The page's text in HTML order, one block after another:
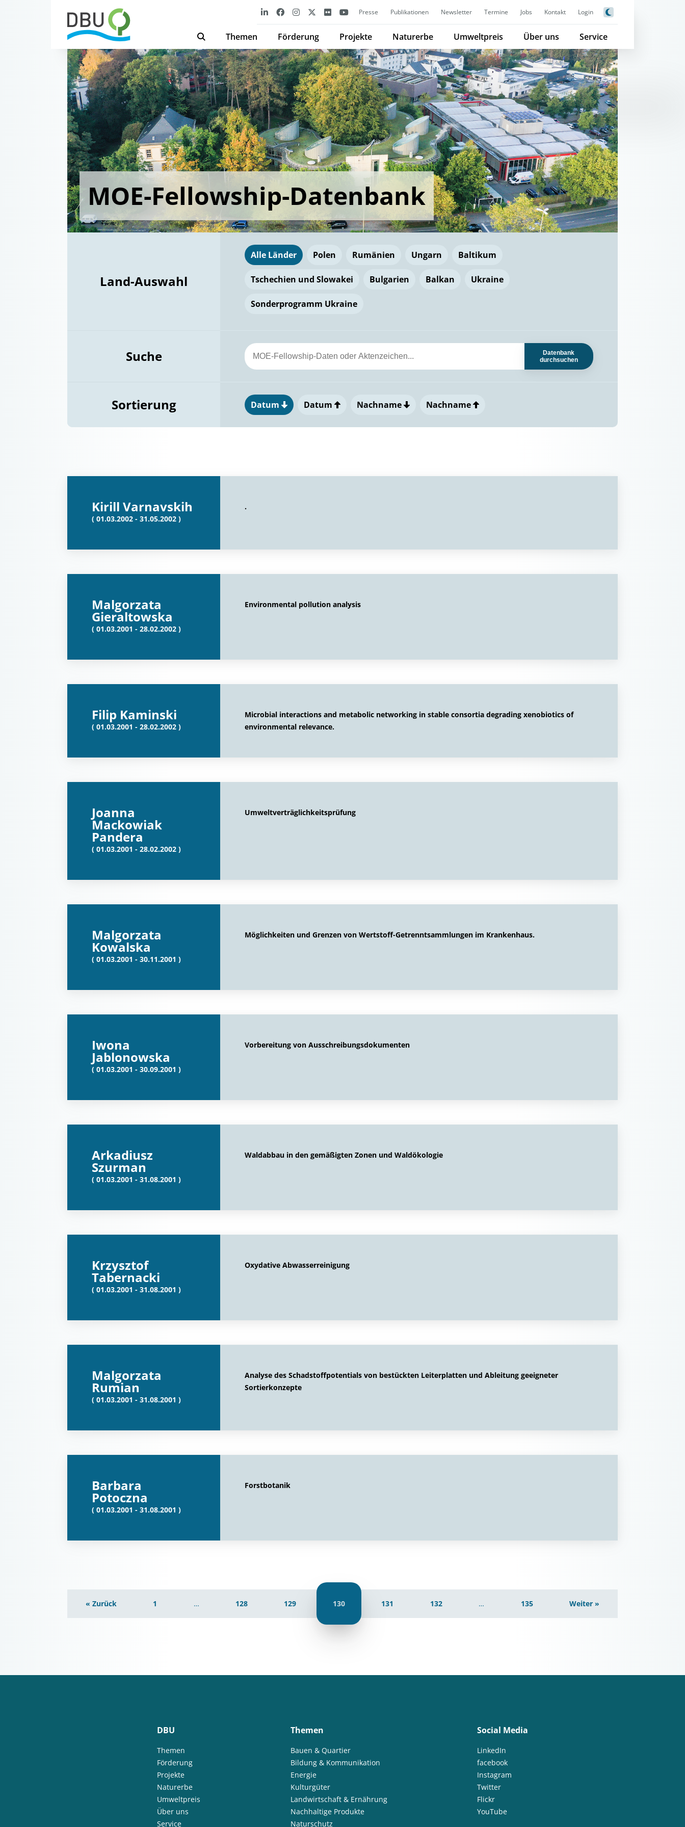
Presse Publikationen Newsletter Termine Jobs Kontakt Login
Themen Förderung Projekte Naturerbe Umweltpreis Über uns Service
MOE-Fellowship-Datenbank
Land-Auswahl
Alle Länder Polen Rumänien Ungarn Baltikum
Tschechien und Slowakei Bulgarien Balkan Ukraine
Sonderprogramm Ukraine
Suche
Datenbank
durchsuchen
Sortierung Datum Datum Nachname Nachname
Kirill Varnavskih
( 01.03.2002 - 31.05.2002 )
.
Malgorzata
Gieraltowska
( 01.03.2001 - 28.02.2002 )
Environmental pollution analysis
Filip Kaminski
( 01.03.2001 - 28.02.2002 )
Microbial interactions and metabolic networking in stable consortia degrading xenobiotics of
environmental relevance.
Joanna
Mackowiak
Pandera
( 01.03.2001 - 28.02.2002 )
Umweltverträglichkeitsprüfung
Malgorzata
Kowalska
( 01.03.2001 - 30.11.2001 )
Möglichkeiten und Grenzen von Wertstoff-Getrenntsammlungen im Krankenhaus.
Iwona
Jablonowska
( 01.03.2001 - 30.09.2001 )
Vorbereitung von Ausschreibungsdokumenten
Arkadiusz
Szurman
( 01.03.2001 - 31.08.2001 )
Waldabbau in den gemäßigten Zonen und Waldökologie
Krzysztof
Tabernacki
( 01.03.2001 - 31.08.2001 )
Oxydative Abwasserreinigung
Malgorzata
Rumian
( 01.03.2001 - 31.08.2001 )
Analyse des Schadstoffpotentials von bestückten Leiterplatten und Ableitung geeigneter
Sortierkonzepte
Barbara
Potoczna
( 01.03.2001 - 31.08.2001 )
Forstbotanik
« Zurück 1 … 128 129 130 131 132 … 135 Weiter »
DBU
Themen
Förderung
Projekte
Naturerbe
Umweltpreis
Über uns
Service
Themen
Bauen & Quartier
Bildung & Kommunikation
Energie
Kulturgüter
Landwirtschaft & Ernährung
Nachhaltige Produkte
Naturschutz
Social Media
LinkedIn
facebook
Instagram
Twitter
Flickr
YouTube